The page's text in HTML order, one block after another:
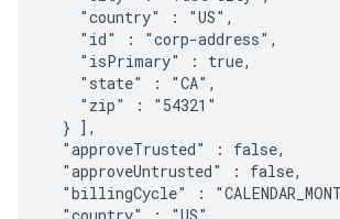
    "country" : "US",
    "id" : "corp-address",
    "isPrimary" : true,
    "state" : "CA",
    "zip" : "54321"
  } ],
  "approveTrusted" : false,
  "approveUntrusted" : false,
"billingCycle" :